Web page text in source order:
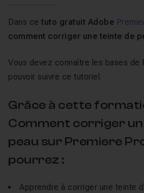
Dans ce tuto gratuit Adobe
comment corriger une teinte de
Vous devez connaître les bases de
pouvoir suivre ce tutoriel.
Grâce à cette
Comment corriger
peau sur Premiere
pourrez :
Apprendre à corriger une teinte